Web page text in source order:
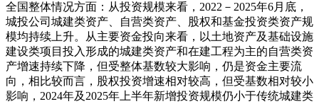
全国整体情况方面：从投资规模来看，2022－2025年6月底，
城投公司城建类资产、自营类资产、股权和基金投资类资产规
模均持续上升。从主要资金投向来看，以土地资产及基础设施
建设类项目投入形成的城建类资产和在建工程为主的自营类资
产增速持续下降，但受整体基数较大影响，仍是资金主要流
向，相比较而言，股权投资增速相对较高，但受基数相对较小
影响，2024年及2025年上半年新增投资规模仍小于传统城建类